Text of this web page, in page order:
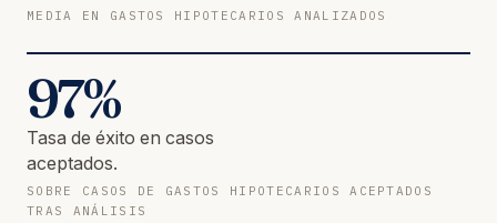
MEDIA EN GASTOS HIPOTECARIOS ANALIZADOS
97%
Tasa de éxito en casos
aceptados.
SOBRE CASOS DE GASTOS HIPOTECARIOS ACEPTADOS
TRAS ANÁLISIS